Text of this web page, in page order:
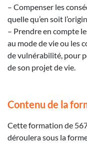
– Compenser les
quelle qu’en soit
– Prendre en compte
au mode de vie ou les
de vulnérabilité, pour
de son projet de vie.
Contenu de la
Cette formation de
déroulera sous la